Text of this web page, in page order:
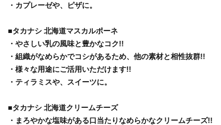
・カプレーゼや、ピザに。
■タカナシ 北海道マスカルポーネ
・やさしい乳の風味と豊かなコク!!
・組織がなめらかでコシがあるため、他の素材と相性抜群!!
・様々な用途にご活用いただけます!!
・ティラミスや、スイーツに。
■タカナシ 北海道クリームチーズ
・まろやかな塩味がある口当たりなめらかなクリームチーズ!!